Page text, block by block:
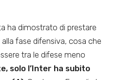
ha dimostrato di prestare
fase difensiva, cosa che
tra le difese meno
solo l’Inter ha subito